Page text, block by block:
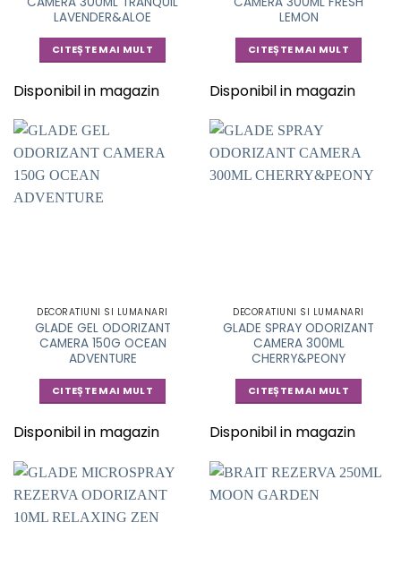
LAVENDER&ALOE
CITEȘTE MAI MULT
Disponibil in magazin
LEMON
CITEȘTE MAI MULT
Disponibil in magazin
DECORATIUNI SI LUMANARI
GLADE GEL ODORIZANT
CAMERA 150G OCEAN
ADVENTURE
CITEȘTE MAI MULT
Disponibil in magazin
DECORATIUNI SI LUMANARI
GLADE SPRAY ODORIZANT
CAMERA 300ML
CHERRY&PEONY
CITEȘTE MAI MULT
Disponibil in magazin